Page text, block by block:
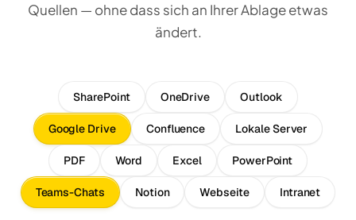
Quellen — ohne dass sich an Ihrer Ablage etwas
ändert.
SharePoint OneDrive Outlook
Google Drive Confluence Lokale Server
PDF Word Excel PowerPoint
Teams-Chats Notion Webseite Intranet